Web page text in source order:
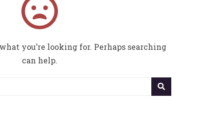
you’re looking for. Perhaps searching
can help.